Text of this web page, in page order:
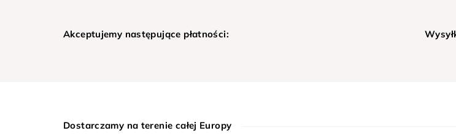
Akceptujemy następujące płatności:
Dostarczamy na terenie całej Europy